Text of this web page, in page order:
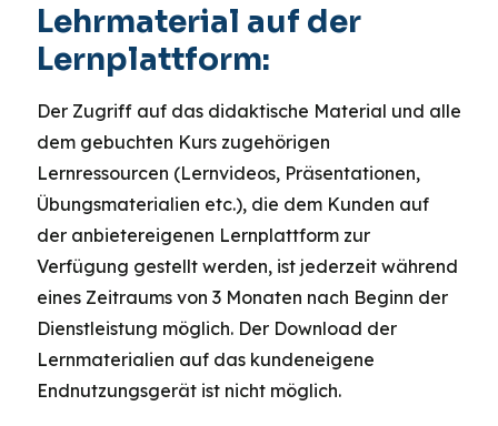
Lehrmaterial auf der
Lernplattform:
Der Zugriff auf das didaktische Material und alle
dem gebuchten Kurs zugehörigen
Lernressourcen (Lernvideos, Präsentationen,
Übungsmaterialien etc.), die dem Kunden auf
der anbietereigenen Lernplattform zur
Verfügung gestellt werden, ist jederzeit während
eines Zeitraums von 3 Monaten nach Beginn der
Dienstleistung möglich. Der Download der
Lernmaterialien auf das kundeneigene
Endnutzungsgerät ist nicht möglich.